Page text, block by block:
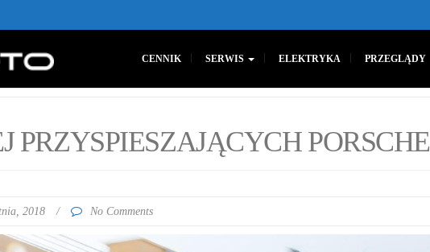
CENNIK SERWIS ELEKTRYKA PRZEGLĄDY
PRZYSPIESZAJĄCYCH PORSCHE
2018 / No Comments